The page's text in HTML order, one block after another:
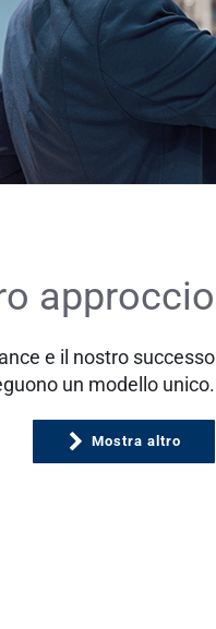
approccio
e il nostro successo
un modello unico.
Mostra altro